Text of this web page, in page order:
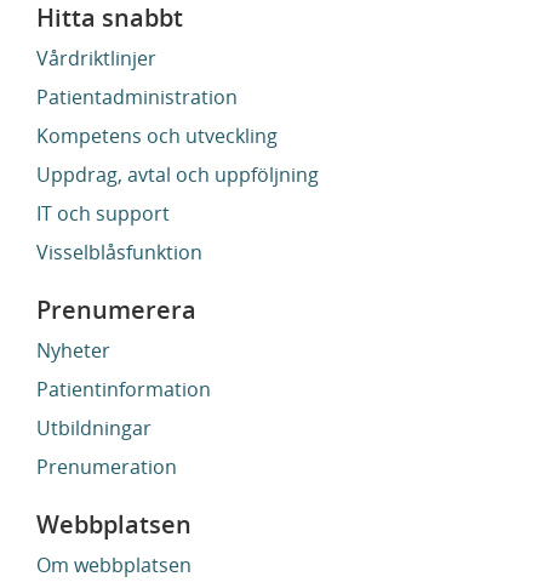
Hitta snabbt
Vårdriktlinjer
Patientadministration
Kompetens och utveckling
Uppdrag, avtal och uppföljning
IT och support
Visselblåsfunktion
Prenumerera
Nyheter
Patientinformation
Utbildningar
Prenumeration
Webbplatsen
Om webbplatsen